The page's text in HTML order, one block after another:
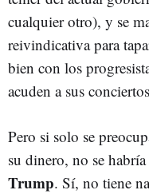
cualquier otro), y se
reivindicativa para
bien con los
acuden a sus
Pero si solo se
su dinero, no se
Trump. Sí, no tiene